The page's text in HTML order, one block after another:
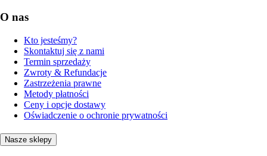
O nas
Kto jesteśmy?
Skontaktuj się z nami
Termin sprzedaży
Zwroty & Refundacje
Zastrzeżenia prawne
Metody płatności
Ceny i opcje dostawy
Oświadczenie o ochronie prywatności
Nasze sklepy